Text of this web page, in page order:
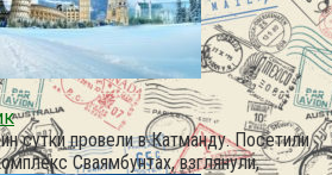
сутки провели в Катманду. Посетили
Сваямбунтах, взглянули,